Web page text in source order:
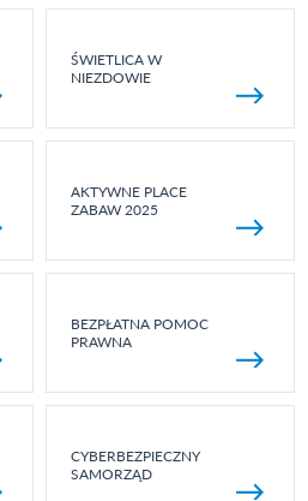
ŚWIETLICA W
NIEZDOWIE
AKTYWNE PLACE
ZABAW 2025
BEZPŁATNA POMOC
PRAWNA
CYBERBEZPIECZNY
SAMORZĄD